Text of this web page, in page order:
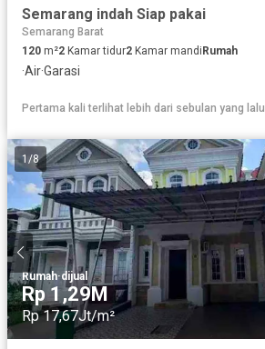
Semarang indah Siap pakai
Semarang Barat
120 m²2 Kamar tidur2 Kamar mandiRumah
·Air·Garasi
Pertama kali terlihat lebih dari sebulan yang lalu
1 /8
Rumah·dijual
Rp 1,29M
Rp 17,67Jt/m²